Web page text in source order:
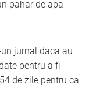
pahar de apa
jurnal daca au
pentru a fi
de zile pentru ca